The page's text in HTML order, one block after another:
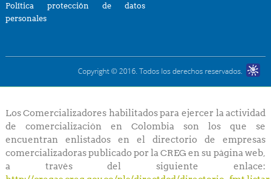
Política protección de datos
personales
Los Comercializadores habilitados para ejercer la actividad
de comercialización en Colombia son los que se
encuentran enlistados en el directorio de empresas
comercializadoras publicado por la CREG en su página web,
a través del siguiente enlace: